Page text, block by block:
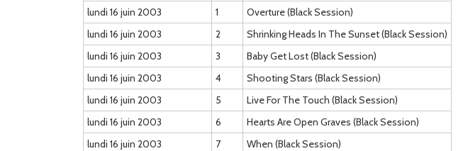
lundi 16 juin 2003
1
Overture (Black Session)
lundi 16 juin 2003
2
Shrinking Heads In The Sunset (Black Session)
lundi 16 juin 2003
3
Baby Get Lost (Black Session)
lundi 16 juin 2003
4
Shooting Stars (Black Session)
lundi 16 juin 2003
5
Live For The Touch (Black Session)
lundi 16 juin 2003
6
Hearts Are Open Graves (Black Session)
lundi 16 juin 2003
7
When (Black Session)